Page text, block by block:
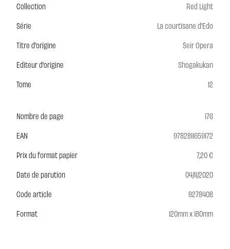
Collection
Red Light
Série
La courtisane d'Edo
Titre d'origine
Seir Opera
Editeur d'origine
Shogakukan
Tome
12
Nombre de page
176
EAN
9782811659172
Prix du format papier
7,20 €
Date de parution
04/11/2020
Code article
8278408
Format
120mm x 180mm